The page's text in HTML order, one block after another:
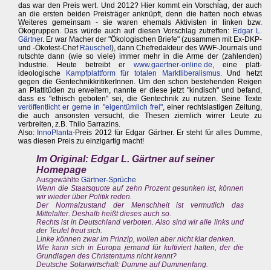
das war den Preis wert. Und 2012? Hier kommt ein Vorschlag, der auch
an die ersten beiden Preisträger anknüpft, denn die hatten noch etwas
Weiteres gemeinsam - sie waren ehemals Aktivisten in linken bzw.
Ökogruppen. Das würde auch auf diesen Vorschlag zutreffen: Edgar L.
Gärtner. Er war Macher der "Ökologischen Briefe" (zusammen mit Ex-DKP-
und -Ökotest-Chef Räuschel), dann Chefredakteur des WWF-Journals und
rutschte dann (wie so viele) immer mehr in die Arme der (zahlenden)
Industrie. Heute betreibt erwww.gaertner-online.de, eine platt-
ideologische
Kampfplattform für totalen Marktliberalismus. Und hetzt
gegen die GentechnikkritikerInnen. Um den schon bestehenden Reigen
an Plattitüden zu erweitern, nannte er diese jetzt "kindisch" und befand,
dass es "ethisch geboten" sei, die Gentechnik zu nutzen. Seine Texte
veröffentlicht er gerne in "eigentümlich frei", einer rechtslastigen Zeitung,
die auch ansonsten versucht, die Thesen ziemlich wirrer Leute zu
verbreiten, z.B. Thilo Sarrazins.
Also: InnoPlanta-Preis 2012 für Edgar Gärtner. Er steht für alles Dumme,
was diesen Preis zu einzigartig macht!
Im Original: Edgar L. Gärtner auf seiner
Homepage
Ausgewählte Gärtner-Sprüche
Wenn die Staatsquote auf zehn Prozent gesunken ist, können
wir wieder über Politik reden.
Der Normalzustand der Menschheit ist vermutlich das
Mittelalter. Deshalb heißt dieses auch so.
Rechts ist in Deutschland verboten. Also sind wir alle links und
der Teufel freut sich.
Linke können zwar im Prinzip, wollen aber nicht klar denken.
Wie kann sich in Europa jemand für kultiviert halten, der die
Grundlagen des Christentums nicht kennt?
Deutsche Solarwirtschaft: Dumme auf Dummenfang.